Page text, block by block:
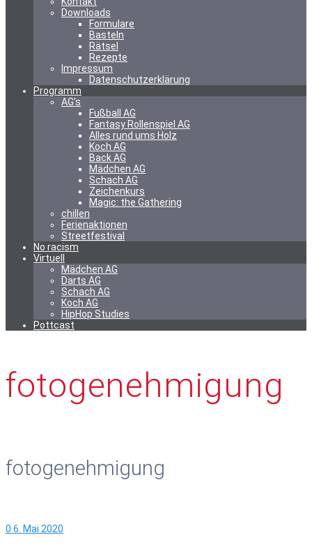
Downloads
Formulare
Basteln
Rätsel
Rezepte
Impressum
Datenschutzerklärung
Programm
AG’s
Fußball AG
Fantasy Rollenspiel AG
Alles rund ums Holz
Koch AG
Back AG
Mädchen AG
Schach AG
Zeichenkurs
Magic: the Gathering
chillen
Ferienaktionen
Streetfestival
No racism
Virtuell
Mädchen AG
Darts AG
Schach AG
Koch AG
HipHop Studies
Pottcast
fotogenehmigung
fotogenehmigung
0 6. Mai 2020